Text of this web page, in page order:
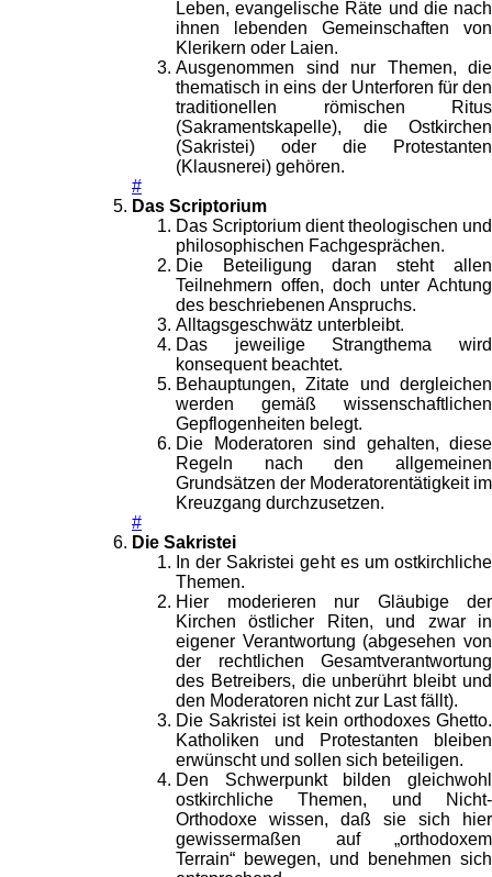
Leben, evangelische Räte und die nach
ihnen lebenden Gemeinschaften von
Klerikern oder Laien.
Ausgenommen sind nur Themen, die
thematisch in eins der Unterforen für den
traditionellen römischen Ritus
(Sakramentskapelle), die Ostkirchen
(Sakristei) oder die Protestanten
(Klausnerei) gehören.
#
Das Scriptorium
Das Scriptorium dient theologischen und
philosophischen Fachgesprächen.
Die Beteiligung daran steht allen
Teilnehmern offen, doch unter Achtung
des beschriebenen Anspruchs.
Alltagsgeschwätz unterbleibt.
Das jeweilige Strangthema wird
konsequent beachtet.
Behauptungen, Zitate und dergleichen
werden gemäß wissenschaftlichen
Gepflogenheiten belegt.
Die Moderatoren sind gehalten, diese
Regeln nach den allgemeinen
Grundsätzen der Moderatorentätigkeit im
Kreuzgang durchzusetzen.
#
Die Sakristei
In der Sakristei geht es um ostkirchliche
Themen.
Hier moderieren nur Gläubige der
Kirchen östlicher Riten, und zwar in
eigener Verantwortung (abgesehen von
der rechtlichen Gesamtverantwortung
des Betreibers, die unberührt bleibt und
den Moderatoren nicht zur Last fällt).
Die Sakristei ist kein orthodoxes Ghetto.
Katholiken und Protestanten bleiben
erwünscht und sollen sich beteiligen.
Den Schwerpunkt bilden gleichwohl
ostkirchliche Themen, und Nicht-
Orthodoxe wissen, daß sie sich hier
gewissermaßen auf „orthodoxem
Terrain“ bewegen, und benehmen sich